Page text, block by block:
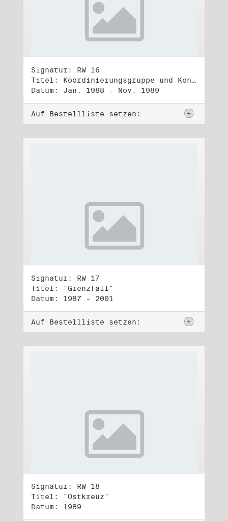
Signatur: RW 16
Titel: Koordinierungsgruppe und Kontakttelefongruppe
Datum: Jan. 1988 - Nov. 1989
Auf Bestellliste setzen:
Signatur: RW 17
Titel: "Grenzfall"
Datum: 1987 - 2001
Auf Bestellliste setzen:
Signatur: RW 18
Titel: "Ostkreuz"
Datum: 1989